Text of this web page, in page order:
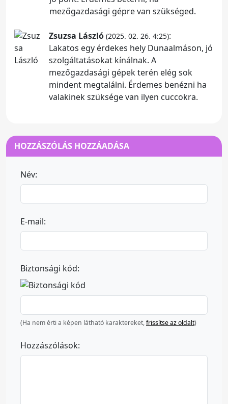
mezőgazdasági gépre van szükséged.
Zsuzsa László (2025. 02. 26. 4:25):
Lakatos egy érdekes hely Dunaalmáson, jó
szolgáltatásokat kínálnak. A
mezőgazdasági gépek terén elég sok
mindent megtalálni. Érdemes benézni ha
valakinek szüksége van ilyen cuccokra.
HOZZÁSZÓLÁS HOZZÁADÁSA
Név:
E-mail:
Biztonsági kód:
(Ha nem érti a képen látható karaktereket,frissítse az oldalt)
Hozzászólások: